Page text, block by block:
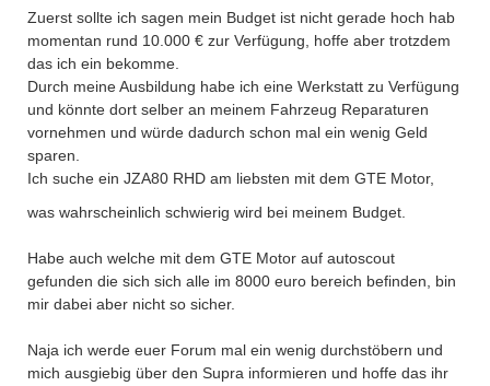
Zuerst sollte ich sagen mein Budget ist nicht gerade hoch hab
momentan rund 10.000 € zur Verfügung, hoffe aber trotzdem
das ich ein bekomme.
Durch meine Ausbildung habe ich eine Werkstatt zu Verfügung
und könnte dort selber an meinem Fahrzeug Reparaturen
vornehmen und würde dadurch schon mal ein wenig Geld
sparen.
Ich suche ein JZA80 RHD am liebsten mit dem GTE Motor,
was wahrscheinlich schwierig wird bei meinem Budget.
Habe auch welche mit dem GTE Motor auf autoscout
gefunden die sich sich alle im 8000 euro bereich befinden, bin
mir dabei aber nicht so sicher.
Naja ich werde euer Forum mal ein wenig durchstöbern und
mich ausgiebig über den Supra informieren und hoffe das ihr